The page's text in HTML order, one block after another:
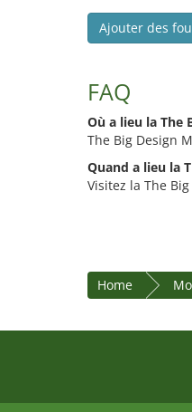
Ajouter des
FAQ
Où a lieu la The
The Big Design
Quand a lieu la
Visitez la The
Home